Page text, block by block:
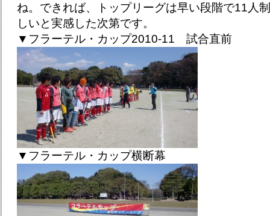
ね。できれば、トップリーグは早い段階で11人
しいと実感した次第です。
▼フラーテル・カップ2010-11 試合直前
▼フラーテル・カップ横断幕